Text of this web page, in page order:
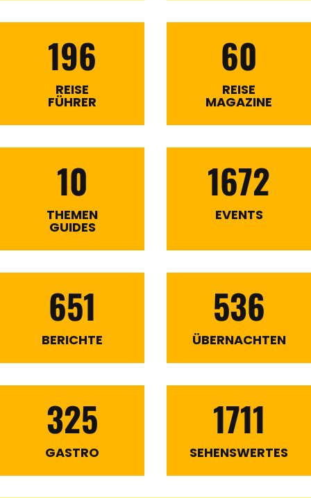
196
REISE
FÜHRER
60
REISE
MAGAZINE
10
THEMEN
GUIDES
1672
EVENTS
651
BERICHTE
536
ÜBERNACHTEN
325
GASTRO
1711
SEHENSWERTES